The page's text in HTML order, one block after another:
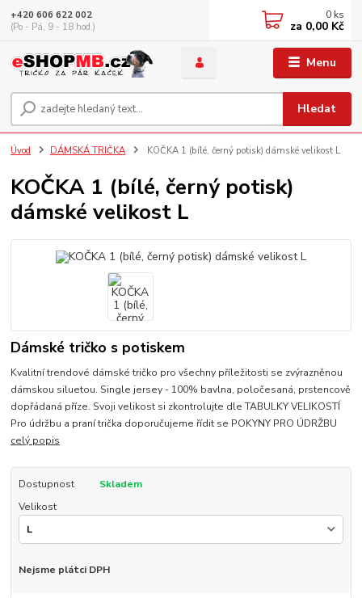
Menu
Hledat
+420 606 622 002
(Po - Pá, 9 - 18 hod.)
0 ks
za 0,00 Kč
Úvod DÁMSKÁ TRIČKA KOČKA 1 (bílé, černý potisk) dámské velikost L
KOČKA 1 (bílé, černý potisk)
dámské velikost L
Dámské tričko s potiskem
Kvalitní trendové dámské tričko pro všechny příležitosti se zvýrazněnou
dámskou siluetou. Single jersey - 100% bavlna, poločesaná, prstencově
dopřádaná příze. Svoji velikost si zkontrolujte dle TABULKY VELIKOSTÍ
Pro údržbu a praní trička doporučujeme řídit se POKYNY PRO ÚDRŽBU
celý popis
Dostupnost
Skladem
Velikost
Nejsme plátci DPH